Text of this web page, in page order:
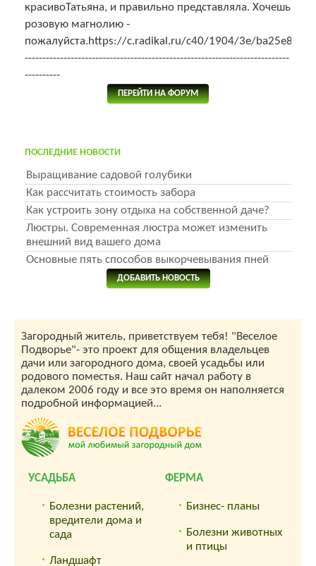
красивоТатьяна, и правильно представляла. Хочешь
розовую магнолию -
пожалуйста.https://c.radikal.ru/c40/1904/3e/
---------------------------------------------------------------------------
----------
ПЕРЕЙТИ НА ФОРУМ
ПОСЛЕДНИЕ НОВОСТИ
Выращивание садовой голубики
Как рассчитать стоимость забора
Как устроить зону отдыха на собственной даче?
Люстры. Современная люстра может изменить
внешний вид вашего дома
Основные пять способов выкорчевывания пней
ДОБАВИТЬ НОВОСТЬ
Загородный житель, приветствуем тебя! "Веселое
Подворье"- это проект для общения владельцев
дачи или загородного дома, своей усадьбы или
родового поместья. Наш сайт начал работу в
далеком 2006 году и все это время он наполняется
подробной информацией...
УСАДЬБА
Болезни растений,
вредители дома и
сада
Ландшафт
ФЕРМА
Бизнес- планы
Болезни животных
и птицы